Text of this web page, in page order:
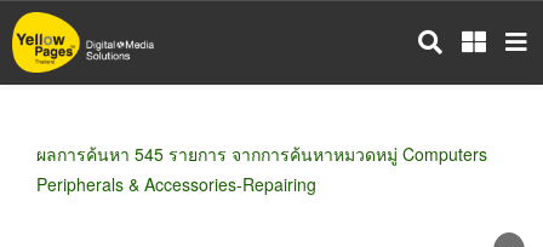
ข้าม
ไป
ผลการค้นหา 545 รายการ จากการค้นหาหมวดหมู่ Computers
Peripherals & Accessories-Repairing